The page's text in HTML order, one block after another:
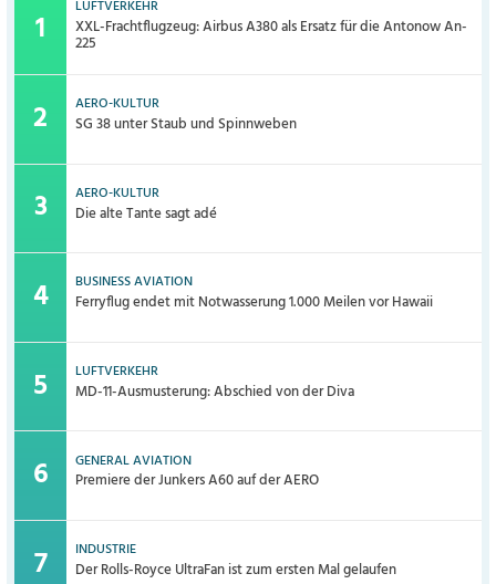
LUFTVERKEHR
XXL-Frachtflugzeug: Airbus A380 als Ersatz für die Antonow An-
225
AERO-KULTUR
SG 38 unter Staub und Spinnweben
AERO-KULTUR
Die alte Tante sagt adé
BUSINESS AVIATION
Ferryflug endet mit Notwasserung 1.000 Meilen vor Hawaii
LUFTVERKEHR
MD-11-Ausmusterung: Abschied von der Diva
GENERAL AVIATION
Premiere der Junkers A60 auf der AERO
INDUSTRIE
Der Rolls-Royce UltraFan ist zum ersten Mal gelaufen